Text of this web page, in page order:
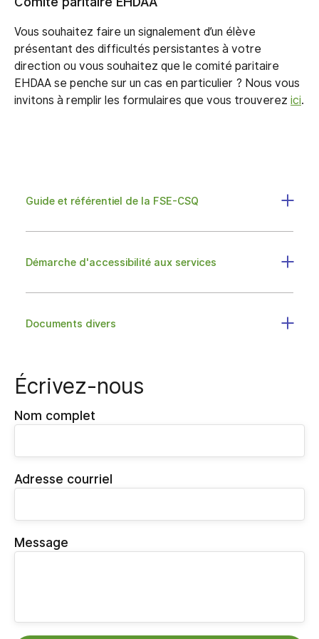
Vous souhaitez faire un signalement d’un élève
présentant des difficultés persistantes à votre
direction ou vous souhaitez que le comité paritaire
EHDAA se penche sur un cas en particulier ? Nous vous
invitons à remplir les formulaires que vous trouverez ici.
Guide et référentiel de la FSE-CSQ
Démarche d'accessibilité aux services
Documents divers
Écrivez-nous
Nom complet
Adresse courriel
Message